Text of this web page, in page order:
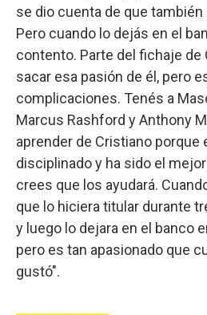
se dio cuenta de que
Pero cuando lo dejás en el
contento. Parte del fichaje de
sacar esa pasión de él, pero
complicaciones. Tenés a
Marcus Rashford y Anthony
aprender de Cristiano porque
disciplinado y ha sido el
crees que los ayudará.
que lo hiciera titular durante
y luego lo dejara en el banco
pero es tan apasionado que
gustó".